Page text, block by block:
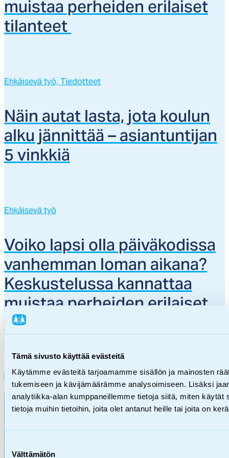
Tämä sivusto käyttää evästeitä
Käytämme evästeitä tarjoamamme sisällön ja mainosten
tukemiseen ja kävijämäärämme analysoimiseen. Lisäksi
analytiikka-alan kumppaneillemme tietoja siitä, miten
tietoja muihin tietoihin, joita olet antanut heille tai joita on
valinta
Välttämätön
muis­taa per­hei­den eri­lai­set
ti­lan­teet
Ehkäisevä työ, Tiedotteet
Näin au­tat las­ta, jo­ta kou­lun
al­ku jän­nit­tää – asian­tun­ti­jan
5 vink­kiä
Ehkäisevä työ
Voi­ko lap­si ol­la päi­vä­ko­dis­sa
van­hem­man lo­man ai­ka­na?
Kes­kus­te­lus­sa kan­nat­taa
muis­taa per­hei­den eri­lai­set
ti­lan­teet
Kumpulantie 3
00520 Helsinki
09 540 4880